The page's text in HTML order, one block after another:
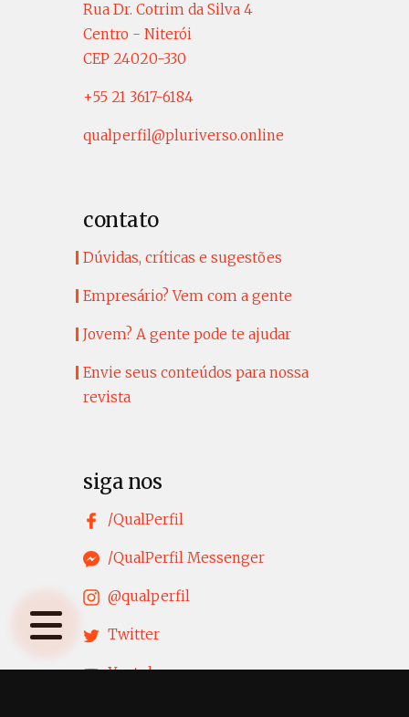
Rua Dr. Cotrim da Silva 4
Centro - Niterói
CEP 24020-330
+55 21 3617-6184
qualperfil@pluriverso.online
contato
Dúvidas, críticas e sugestões
Empresário? Vem com a gente
Jovem? A gente pode te ajudar
Envie seus conteúdos para nossa
revista
siga nos
/QualPerfil
/QualPerfil Messenger
@qualperfil
Twitter
Youtube